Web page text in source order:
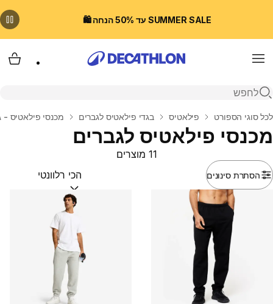
SUMMER SALE עד 50% הנחה 🛍️
Menu
פתיחת חיפוש
בית
לכל סוגי הספורט פילאטיס בגדי פילאטיס לגברים מכנסי פילאטיס -
מכנסי פילאטיס לגברים
הסתרת סינונים
11 מוצרים
מיין לפי:(optional)